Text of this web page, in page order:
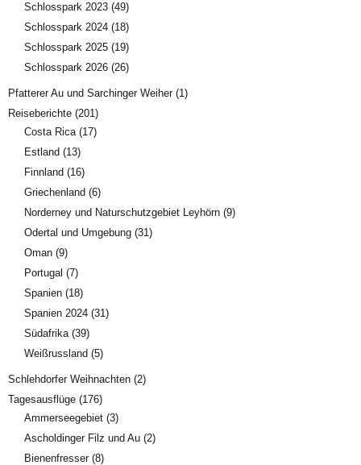
Schlosspark 2023 (49)
Schlosspark 2024 (18)
Schlosspark 2025 (19)
Schlosspark 2026 (26)
Pfatterer Au und Sarchinger Weiher(1)
Reiseberichte (201)
Costa Rica (17)
Estland (13)
Finnland (16)
Griechenland (6)
Norderney und Naturschutzgebiet Leyhörn (9)
Odertal und Umgebung (31)
Oman (9)
Portugal (7)
Spanien (18)
Spanien 2024 (31)
Südafrika (39)
Weißrussland (5)
Schlehdorfer Weihnachten (2)
Tagesausflüge (176)
Ammerseegebiet (3)
Ascholdinger Filz und Au (2)
Bienenfresser(8)